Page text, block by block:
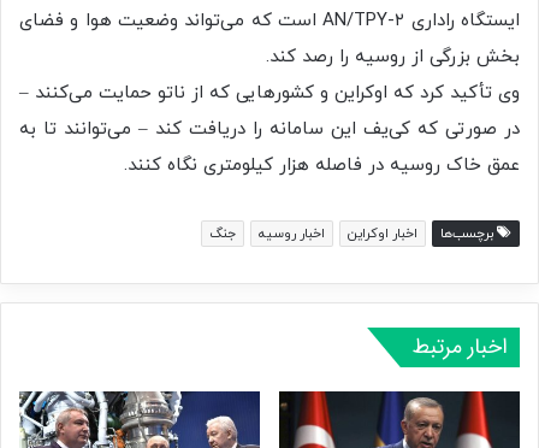
ایستگاه راداری AN/TPY-۲ است که می‌تواند وضعیت هوا و فضای
بخش بزرگی از روسیه را رصد کند.
وی تأکید کرد که اوکراین و کشورهایی که از ناتو حمایت می‌کنند –
در صورتی که کی‌یف این سامانه را دریافت کند – می‌توانند تا به
عمق خاک روسیه در فاصله هزار کیلومتری نگاه کنند.
برچسب‌ها اخبار اوکراین اخبار روسیه جنگ
اخبار مرتبط